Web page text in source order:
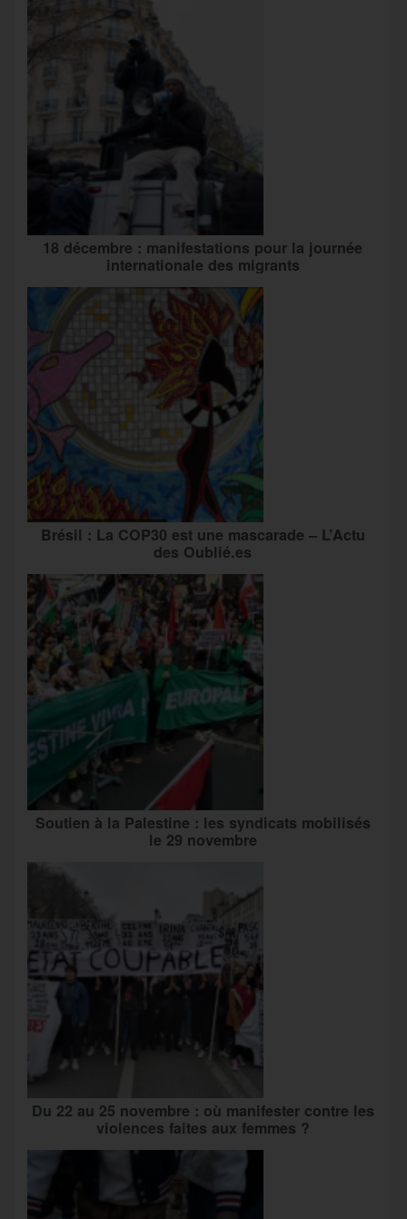
18 décembre : manifestations pour la journée
internationale des migrants
Brésil : La COP30 est une mascarade – L’Actu
des Oublié.es
Soutien à la Palestine : les syndicats mobilisés
le 29 novembre
Du 22 au 25 novembre : où manifester contre les
violences faites aux femmes ?